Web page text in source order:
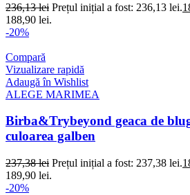
236,13lei Prețul inițial a fost: 236,13 lei.
188,90 lei.
-20%
Compară
Vizualizare rapidă
Adaugă în Wishlist
ALEGE MARIMEA
Birba&Trybeyond geaca de
culoarea galben
237,38lei Prețul inițial a fost: 237,38 lei.
189,90 lei.
-20%